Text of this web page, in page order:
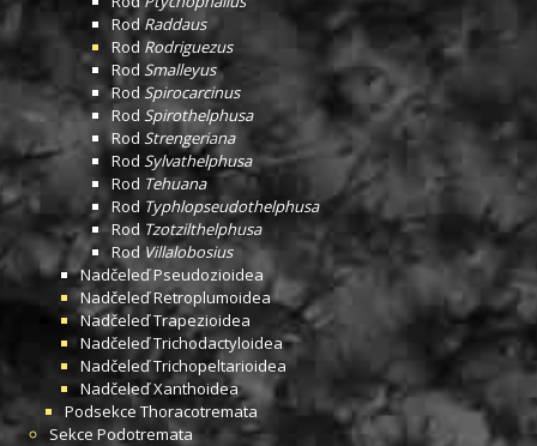
RodRaddaus
Rod Rodriguezus
Rod Smalleyus
RodSpirocarcinus
Rod Spirothelphusa
Rod Strengeriana
Rod Sylvathelphusa
Rod Tehuana
RodTyphlopseudothelphusa
RodTzotzilthelphusa
Rod Villalobosius
NadčeleďPseudozioidea
NadčeleďRetroplumoidea
NadčeleďTrapezioidea
NadčeleďTrichodactyloidea
NadčeleďTrichopeltarioidea
NadčeleďXanthoidea
Podsekce Thoracotremata
Sekce Podotremata